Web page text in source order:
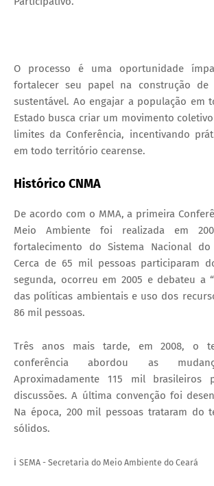
O processo é uma oportunidade
fortalecer seu papel na construção
sustentável. Ao engajar a população em
Estado busca criar um movimento
limites da Conferência, incentivando
em todo território cearense.
Histórico CNMA
De acordo com o MMA, a primeira
Meio Ambiente foi realizada em
fortalecimento do Sistema Nacional do
Cerca de 65 mil pessoas participaram
segunda, ocorreu em 2005 e debateu a
das políticas ambientais e uso dos
86 mil pessoas.
Três anos mais tarde, em 2008, o
conferência abordou as
Aproximadamente 115 mil brasileiros
discussões. A última convenção foi
Na época, 200 mil pessoas trataram do
sólidos.
ℹ️ SEMA - Secretaria do Meio Ambiente do Ceará